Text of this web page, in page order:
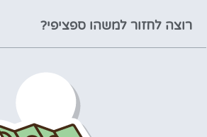
רוצה לחזור למשהו ספציפי?